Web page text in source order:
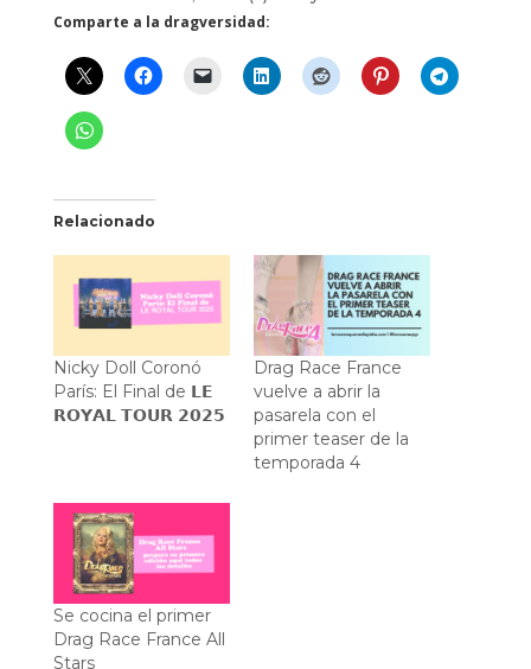
Comparte a la dragversidad:
Relacionado
Nicky Doll Coronó
París: El Final de 𝗟𝗘
𝗥𝗢𝗬𝗔𝗟 𝗧𝗢𝗨𝗥 𝟮𝟬𝟮𝟱
Drag Race France
vuelve a abrir la
pasarela con el
primer teaser de la
temporada 4
Se cocina el primer
Drag Race France All
Stars